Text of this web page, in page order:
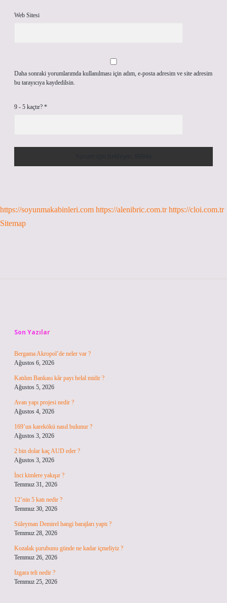
Web Sitesi
Daha sonraki yorumlarımda kullanılması için adım, e-posta adresim ve site adresim
bu tarayıcıya kaydedilsin.
9 - 5 kaçtır? *
https://soyunmakabinleri.com https://alenibric.com.tr https://cloi.com.tr
Sitemap
Son Yazılar
Bergama Akropol’de neler var ?
Ağustos 6, 2026
Katılım Bankası kâr payı helal midir ?
Ağustos 5, 2026
Avan yapı projesi nedir ?
Ağustos 4, 2026
169’un karekökü nasıl bulunur ?
Ağustos 3, 2026
2 bin dolar kaç AUD eder ?
Ağustos 3, 2026
İnci kimlere yakışır ?
Temmuz 31, 2026
12’nin 5 katı nedir ?
Temmuz 30, 2026
Süleyman Demirel hangi barajları yaptı ?
Temmuz 28, 2026
Kozalak şurubunu günde ne kadar içmeliyiz ?
Temmuz 26, 2026
Izgara teli nedir ?
Temmuz 25, 2026